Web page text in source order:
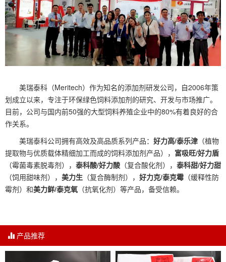
美瑞泰科（Meritech）作为知名的添加剂研发公司，自2006年策
划成立以来，专注于环保绿色饲料添加剂的研究、开发与市场推广。
目前，公司与国内前50强的大型饲料养殖企业中的80%有着良好的合
作关系。
美瑞泰科公司拥有高效及高品质系列产品： 好力高/泰乐津 （植物
提取物与优质载体精细加工而成的饲料添加剂产品）， 富吸旺/好力盾
（霉菌毒素脱毒剂）， 泰科酸/好力酸 （复合酸化剂）， 泰科甜/好力甜
（饲用甜味剂）， 美力生 （复合酶制剂）， 好力克/泰克霉 （缓释性防
霉剂）和美力鲜/泰克氧 （抗氧化剂）等产品，备受信赖。
产品推荐